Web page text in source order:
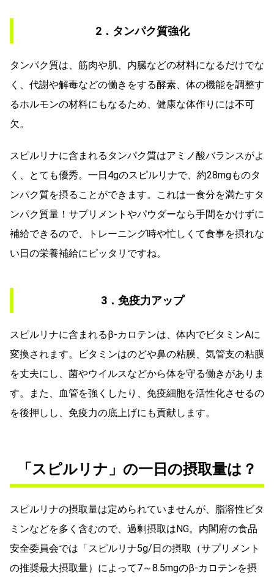
2．タンパク質強化
タンパク質は、筋肉や肌、内臓などの材料になるだけでな
く、代謝や解毒などの働きをする酵素、体の機能を調整す
るホルモンの材料にもなるため、健康な体作りには不可
欠。
スピルリナに含まれるタンパク質はアミノ酸バランスがよ
く、とても優秀。一日4gのスピルリナで、約28mgものタ
ンパク質を摂ることができます。これは一食分を満たすタ
ンパク質量！サプリメントやパウダーなら手間をかけずに
補給できるので、トレーニング時や忙しくて食事を摂れな
い日の栄養補給にピッタリですね。
3．免疫力アップ
スピルリナに含まれるβ-カロテンは、体内でビタミンAに
変換されます。ビタミンはのどや鼻の粘膜、気管支の粘膜
を丈夫にし、菌やウイルスなどから体を守る働きがありま
す。また、血管を強くしたり、免疫細胞を活性化させるの
を後押しし、免疫力の底上げにも貢献します。
「スピルリナ」の一日の摂取量は？
スピルリナの摂取量は定められていませんが、脂溶性ビタ
ミンなどを多く含むので、過剰摂取はNG。内閣府の食品
安全委員会では「スピルリナ5g/日の摂取（サプリメント
の推奨最大摂取量）によって7～8.5mgのβ-カロテンを摂